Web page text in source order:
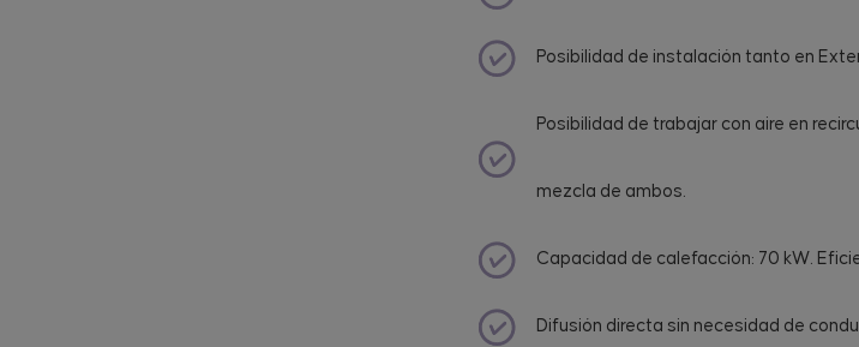
Posibilidad de instalación tanto en
Posibilidad de trabajar con aire en
mezcla de ambos.
Capacidad de calefacción: 70 kW.
Difusión directa sin necesidad de